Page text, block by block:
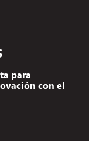
para
con el